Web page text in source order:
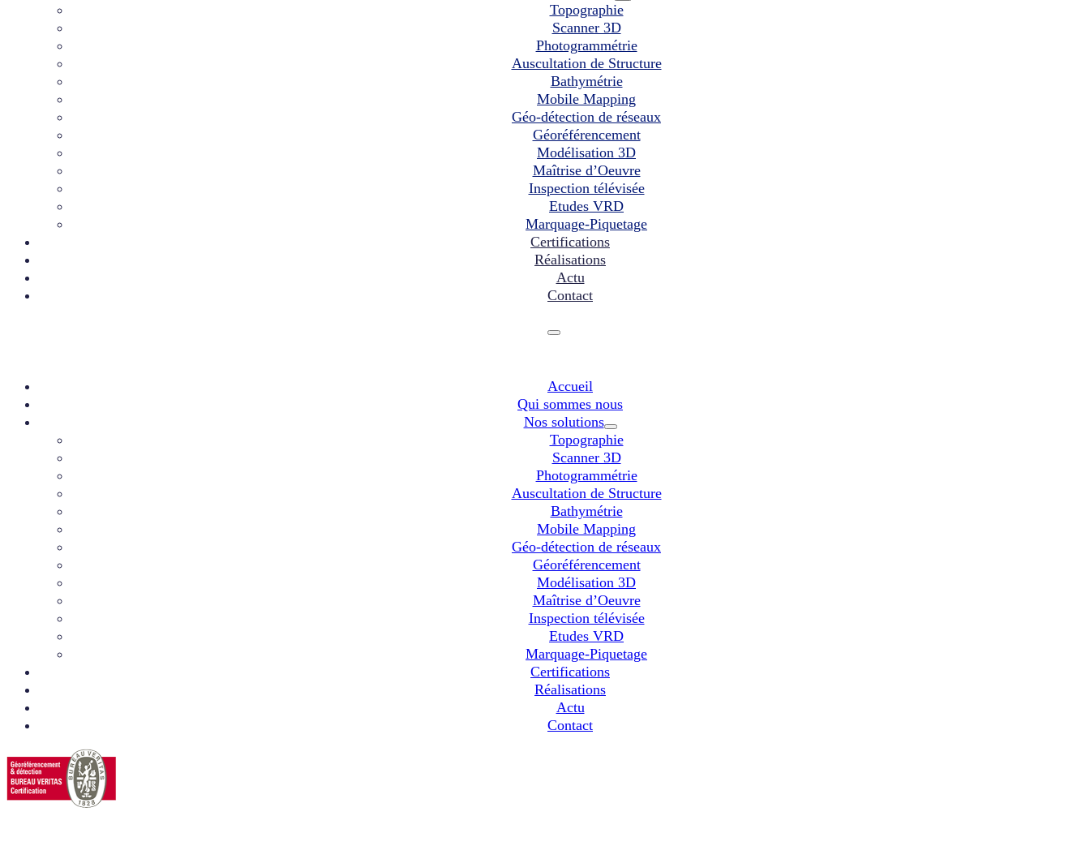
Topographie
Scanner 3D
Photogrammétrie
Auscultation de Structure
Bathymétrie
Mobile Mapping
Géo-détection de réseaux
Géoréférencement
Modélisation 3D
Maîtrise d’Oeuvre
Inspection télévisée
Etudes VRD
Marquage-Piquetage
Certifications
Réalisations
Actu
Contact
Accueil
Qui sommes nous
Nos solutions
Topographie
Scanner 3D
Photogrammétrie
Auscultation de Structure
Bathymétrie
Mobile Mapping
Géo-détection de réseaux
Géoréférencement
Modélisation 3D
Maîtrise d’Oeuvre
Inspection télévisée
Etudes VRD
Marquage-Piquetage
Certifications
Réalisations
Actu
Contact